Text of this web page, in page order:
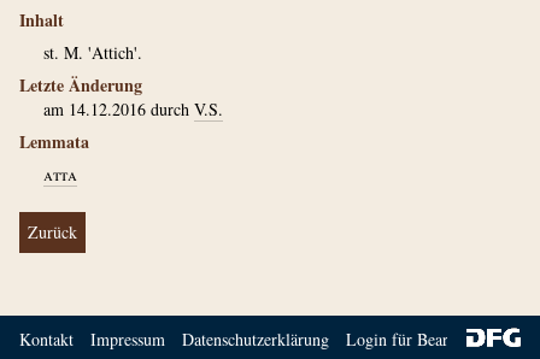
Inhalt
st. M. 'Attich'.
Letzte Änderung
am 14.12.2016 durch V.S.
Lemmata
atta
Zurück
Kontakt Impressum Datenschutzerklärung Login für Bearbeiter